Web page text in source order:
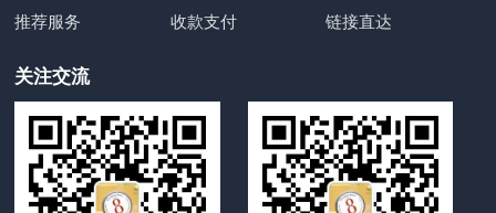
推荐服务
收款支付 链接直达
关注交流